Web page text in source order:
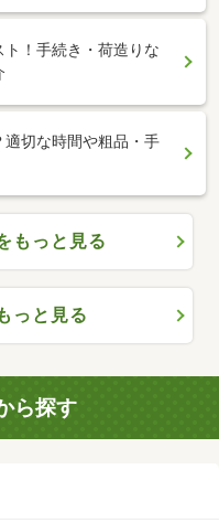
！手続き・荷造りな
切な時間や粗品・手
もっと見る
っと見る
ら探す